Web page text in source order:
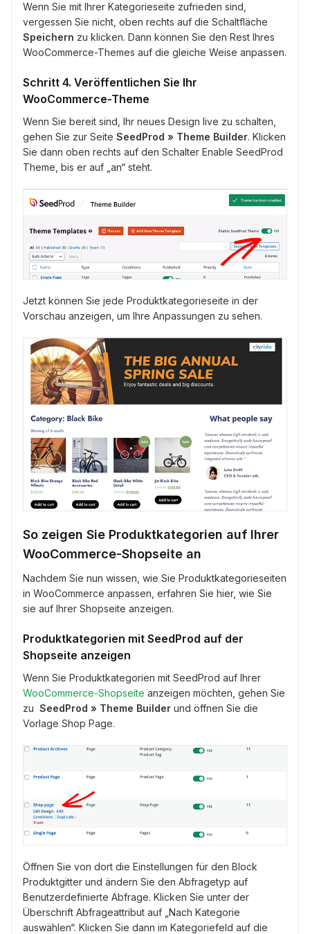
Wenn Sie mit Ihrer Kategorieseite zufrieden sind,
vergessen Sie nicht, oben rechts auf die Schaltfläche
Speichern zu klicken. Dann können Sie den Rest Ihres
WooCommerce-Themes auf die gleiche Weise anpassen.
Schritt 4. Veröffentlichen Sie Ihr
WooCommerce-Theme
Wenn Sie bereit sind, Ihr neues Design live zu schalten,
gehen Sie zur Seite SeedProd » Theme Builder. Klicken
Sie dann oben rechts auf den Schalter Enable SeedProd
Theme, bis er auf „an“ steht.
Jetzt können Sie jede Produktkategorieseite in der
Vorschau anzeigen, um Ihre Anpassungen zu sehen.
So zeigen Sie Produktkategorien auf Ihrer
WooCommerce-Shopseite an
Nachdem Sie nun wissen, wie Sie Produktkategorieseiten
in WooCommerce anpassen, erfahren Sie hier, wie Sie
sie auf Ihrer Shopseite anzeigen.
Produktkategorien mit SeedProd auf der
Shopseite anzeigen
Wenn Sie Produktkategorien mit SeedProd auf Ihrer
WooCommerce-Shopseite anzeigen möchten, gehen Sie
zu SeedProd » Theme Builder und öffnen Sie die
Vorlage Shop Page.
Öffnen Sie von dort die Einstellungen für den Block
Produktgitter und ändern Sie den Abfragetyp auf
Benutzerdefinierte Abfrage. Klicken Sie unter der
Überschrift Abfrageattribut auf „Nach Kategorie
auswählen“. Klicken Sie dann im Kategoriefeld auf die